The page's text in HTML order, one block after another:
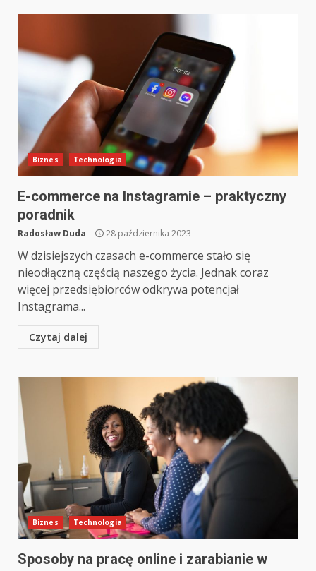
Biznes Technologia
E-commerce na Instagramie – praktyczny
poradnik
Radosław Duda 28 października 2023
W dzisiejszych czasach e-commerce stało się
nieodłączną częścią naszego życia. Jednak coraz
więcej przedsiębiorców odkrywa potencjał
Instagrama...
Czytaj dalej
Biznes Technologia
Sposoby na pracę online i zarabianie w